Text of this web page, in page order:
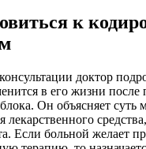
к
доктор
в его жизни после
Он объясняет суть
Если больной желает